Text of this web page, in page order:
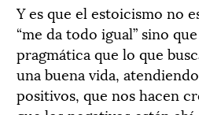
Y es que el estoicismo no
“me da todo igual” sino
pragmática que lo que
una buena vida,
positivos, que nos hacen